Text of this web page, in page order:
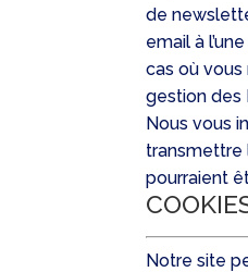
de
email à
cas où
gestion des
Nous vous
transmettre
pourraient
Notre site